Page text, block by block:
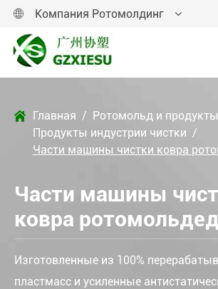
 Компания Ротомолдинг
 Главная
Ротомольд и продукты
Продукты индустрии чистки
Части машины чистки ковра
Части машины
ковра ротомольдед
Изготовленные из 100%
пластмасс и усиленные